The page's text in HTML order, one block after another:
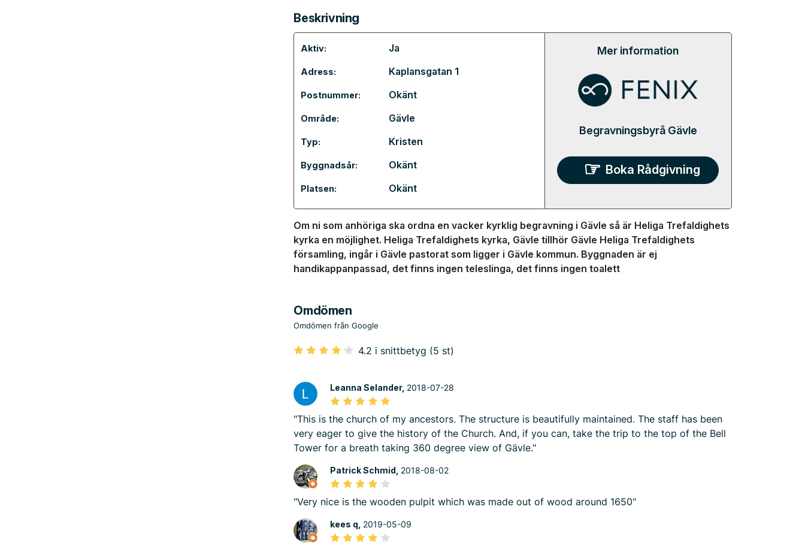
Beskrivning
Aktiv: Ja
Adress: Kaplansgatan 1
Postnummer: Okänt
Område: Gävle
Typ: Kristen
Byggnadsår: Okänt
Platsen: Okänt
Mer information
Begravningsbyrå Gävle
Boka Rådgivning
Om ni som anhöriga ska ordna en vacker kyrklig begravning i Gävle så är Heliga Trefaldighets
kyrka en möjlighet. Heliga Trefaldighets kyrka, Gävle tillhör Gävle Heliga Trefaldighets
församling, ingår i Gävle pastorat som ligger i Gävle kommun. Byggnaden är ej
handikappanpassad, det finns ingen teleslinga, det finns ingen toalett
Omdömen
Omdömen från Google
4.2 i snittbetyg (5 st)
Leanna Selander, 2018-07-28
"This is the church of my ancestors. The structure is beautifully maintained. The staff has been
very eager to give the history of the Church. And, if you can, take the trip to the top of the Bell
Tower for a breath taking 360 degree view of Gävle."
Patrick Schmid, 2018-08-02
"Very nice is the wooden pulpit which was made out of wood around 1650"
kees q, 2019-05-09